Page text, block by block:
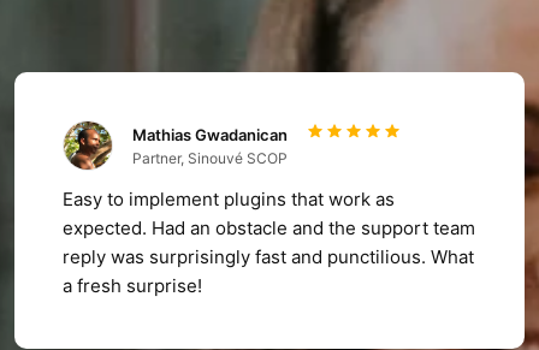
Mathias Gwadanican
Partner, Sinouvé SCOP
Easy to implement plugins that work as
expected. Had an obstacle and the support team
reply was surprisingly fast and punctilious. What
a fresh surprise!